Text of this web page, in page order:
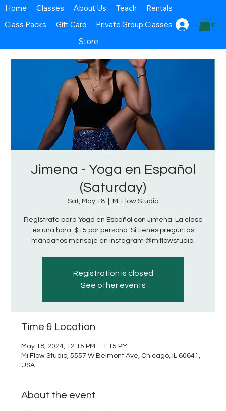
Log In
Home Classes About Us Teach
Rentals
Class Packs
Gift Card
Private Group Classes
Store
Jimena - Yoga en Español
(Saturday)
Sat, May 18 Mi Flow Studio
Regístrate para Yoga en Español con Jimena. La clase
es una hora. $15 por persona. Si tienes preguntas
mándanos mensaje en instagram @miflowstudio.
Registration is closed
See other events
Time & Location
May 18, 2024, 12:15 PM – 1:15 PM
Mi Flow Studio, 5557 W Belmont Ave, Chicago, IL 60641,
USA
About the event